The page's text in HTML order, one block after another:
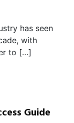
has seen
with
to […]
Guide